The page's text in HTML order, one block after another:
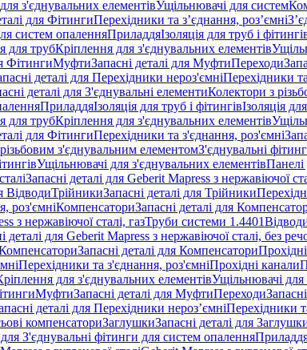
з'єднувальних елементівУщільнювачі для систем
для ФітингиПерехідники та з’єднання, роз’ємні
систем опаленняПриладдяІзоляція для труб і
для трубКріплення для з'єднувальних елементів
ФітингиМуфтиЗапасні деталі для МуфтиПереходи
деталі для Перехідники нероз'ємніПерехідники
деталі для З'єднувальні елементиКолектори з
ПриладдяІзоляція для труб і фітингівІзоляція
для трубКріплення для з'єднувальних елементів
для ФітингиПерехідники та з'єднання, роз'ємні
з'єднувальним елементомЗ'єднувальні
Ущільнювачі для з'єднувальних елементівПанелі
Запасні деталі для Geberit Mapress з нержавіючої
ВідводиТрійникиЗапасні деталі для Трійники
роз'ємніКомпенсаториЗапасні деталі для
з нержавіючої сталі, газТруби системи 1.4401
деталі для Geberit Mapress з нержавіючої сталі, без
Запасні деталі для Компенсатори
Перехідники та з'єднання, роз'ємніПрохідні канали
для з'єднувальних елементівУщільнювачі для
МуфтиЗапасні деталі для МуфтиПереходи
деталі для Перехідники нероз’ємніПерехідники
компенсаториЗаглушкиЗапасні деталі для
для З'єднувальні фітинги для систем опалення